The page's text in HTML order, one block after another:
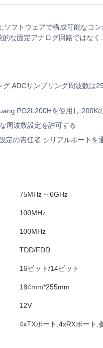
フトウェアで構成可能なコ
な固定アナログ回路ではなく.
,ADCサンプリング周波数は
PG2L200Hを使用し,200K
周波数設定を許可する
定の責任者,シリアルポートを
75MHz ~ 6GHz
100MHz
100MHz
TDD/FDD
16ビット/14ビット
184mm*255mm
12V
4xTXポート,4xRXポート,